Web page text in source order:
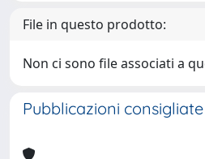
File in questo prodotto:
Non ci sono file associati a
Pubblicazioni consigliate